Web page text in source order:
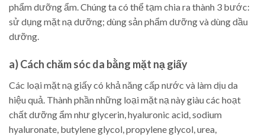
phẩm dưỡng ẩm. Chúng ta có thể tạm chia ra thành 3 bước:
sử dụng mặt nạ dưỡng; dùng sản phẩm dưỡng và dùng dầu
dưỡng.
a) Cách chăm sóc da bằng mặt nạ giấy
Các loại mặt nạ giấy có khả năng cấp nước và làm dịu da
hiệu quả. Thành phần những loại mặt nạ này giàu các hoạt
chất dưỡng ẩm như glycerin, hyaluronic acid, sodium
hyaluronate, butylene glycol, propylene glycol, urea,